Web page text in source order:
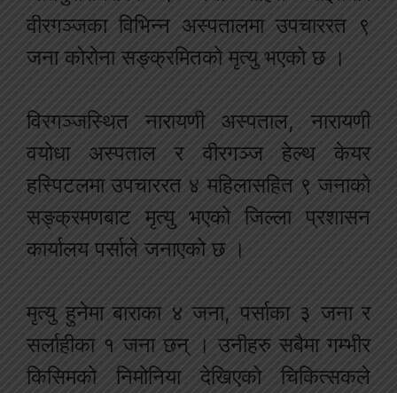
वीरगञ्जका विभिन्न अस्पतालमा उपचाररत ९
जना कोरोना सङ्क्रमितको मृत्यु भएको छ ।
विरगञ्जस्थित नारायणी अस्पताल, नारायणी
वयोधा अस्पताल र वीरगञ्ज हेल्थ केयर
हस्पिटलमा उपचाररत ४ महिलासहित ९ जनाको
सङ्क्रमणबाट मृत्यु भएको जिल्ला प्रशासन
कार्यालय पर्साले जनाएको छ ।
मृत्यु हुनेमा बाराका ४ जना, पर्साका ३ जना र
सर्लाहीका १ जना छन् । उनीहरु सबैमा गम्भीर
किसिमको निमोनिया देखिएको चिकित्सकले